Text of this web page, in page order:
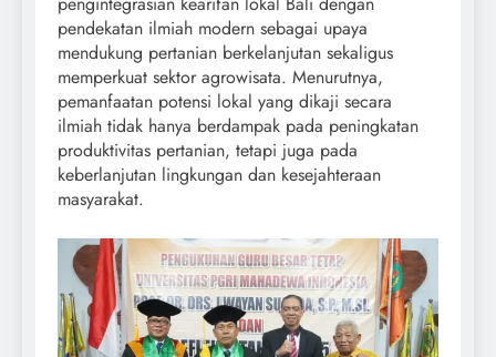
pendekatan ilmiah modern sebagai upaya
mendukung pertanian berkelanjutan sekaligus
memperkuat sektor agrowisata. Menurutnya,
pemanfaatan potensi lokal yang dikaji secara
ilmiah tidak hanya berdampak pada peningkatan
produktivitas pertanian, tetapi juga pada
keberlanjutan lingkungan dan kesejahteraan
masyarakat.